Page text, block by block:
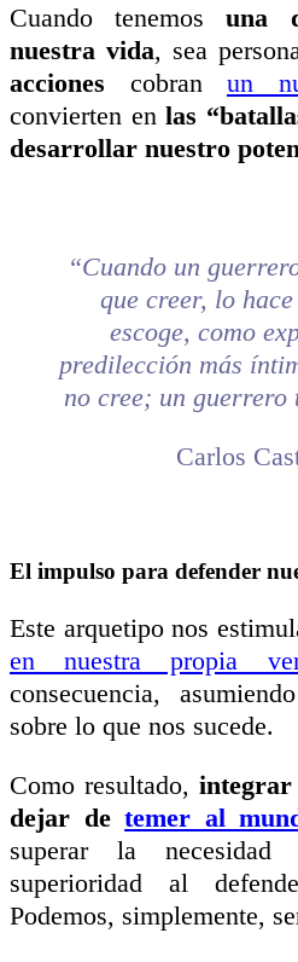
Cuando tenemosuna
nuestra vida, sea
acciones cobran un
convierten enlas
desarrollar nuestro
“Cuando un
que creer, lo
escoge, como
predilección más
no cree; un guerrero
Carlos
El impulso para defender
Este arquetipo nos
en nuestra propia
consecuencia,
sobre lo que nos sucede.
Como resultado, integrar
dejar detemer al
superar la necesidad
superioridad al
Podemos, simplemente,